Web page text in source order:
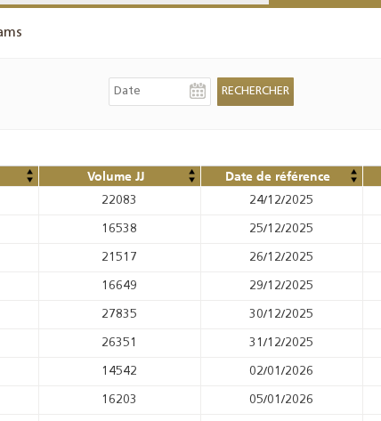
Volume JJ Date de référence
22083 24/12/2025
16538 25/12/2025
21517 26/12/2025
16649 29/12/2025
27835 30/12/2025
26351 31/12/2025
14542 02/01/2026
16203 05/01/2026